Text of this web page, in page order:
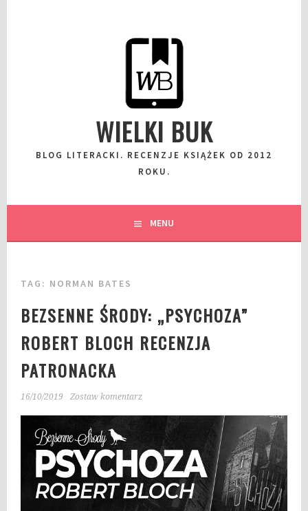
WIELKI BUK
BLOG LITERACKI. RECENZJE KSIĄŻEK OD 2012
ROKU.
MENU
TAG: NORMAN BATES
BEZSENNE ŚRODY: „PSYCHOZA”
ROBERT BLOCH RECENZJA
PATRONACKA
16/10/2019 Zostaw komentarz